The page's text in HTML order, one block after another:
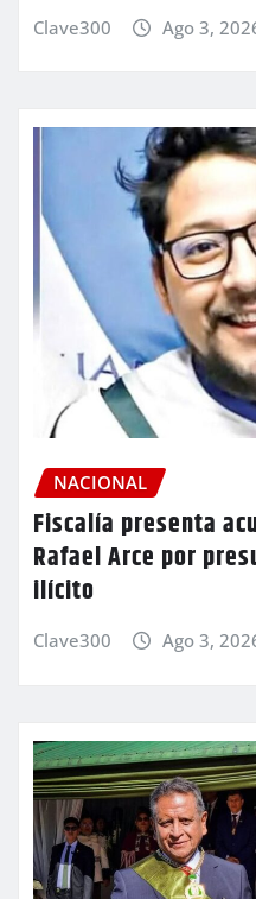
Clave300 Ago 3,
NACIONAL
Fiscalía presenta
Rafael Arce por
ilícito
Clave300 Ago 3,